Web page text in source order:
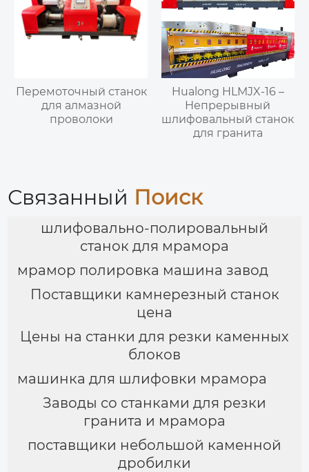
Перемоточный станок
для алмазной
проволоки
Hualong HLMJX-16 –
Непрерывный
шлифовальный станок
для гранита
Связанный Поиск
шлифовально-полировальный
станок для мрамора
мрамор полировка машина завод
Поставщики камнерезный станок
цена
Цены на станки для резки каменных
блоков
машинка для шлифовки мрамора
Заводы со станками для резки
гранита и мрамора
поставщики небольшой каменной
дробилки